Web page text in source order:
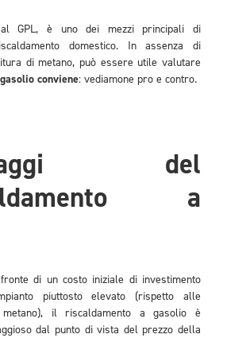
GPL, è uno dei mezzi principali di
domestico. In assenza di
di metano, può essere utile valutare
conviene: vediamone pro e contro.
del
a
di un costo iniziale di investimento
piuttosto elevato (rispetto alle
il riscaldamento a gasolio è
dal punto di vista del prezzo della